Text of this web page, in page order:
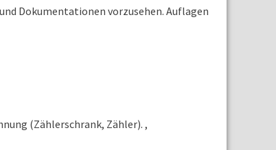
Dokumentationen vorzusehen. Auflagen
(Zählerschrank, Zähler). ,